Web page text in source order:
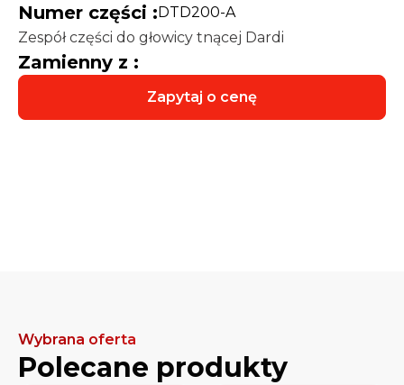
Numer części :DTD200-A
Zespół części do głowicy tnącej Dardi
Zamienny z :
Zapytaj o cenę
Wybrana oferta
Polecane produkty